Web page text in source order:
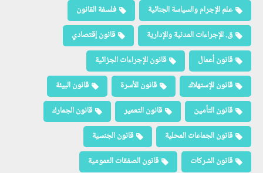
علم الإجرام والسياسة الجنائية
فلسفة القانون
ق. الإجراءات المدنية والإدارية
قانون إقتصادي
قانون أعمال
قانون الإجراءات الجزائية
قانون الإستهلاك
قانون الأسرة
قانون البيئة
قانون التأمين
قانون التعمير
قانون الجمارك
قانون الجماعات المحلية
قانون الجنسية
قانون الشركات
قانون الصفقات العمومية